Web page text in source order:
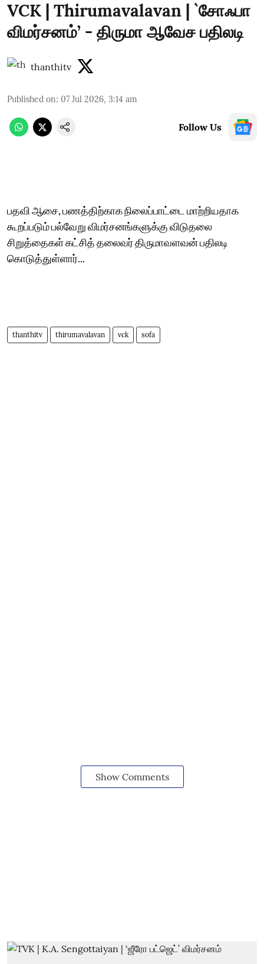
VCK | Thirumavalavan | `சோஃபா
விமர்சனம்’ - திருமா ஆவேச பதிலடி
thanthitv
Published on: 07 Jul 2026, 3:14 am
Follow Us
பதவி ஆசை, பணத்திற்காக நிலைப்பாட்டை மாற்றியதாக
கூறப்படும் பல்வேறு விமர்சனங்களுக்கு விடுதலை
சிறுத்தைகள் கட்சித் தலைவர் திருமாவளவன் பதிலடி
கொடுத்துள்ளார்...
thanthitv thirumavalavan vck sofa
Show Comments